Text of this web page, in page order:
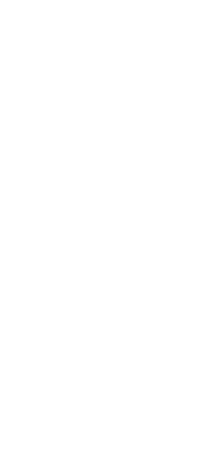
para la